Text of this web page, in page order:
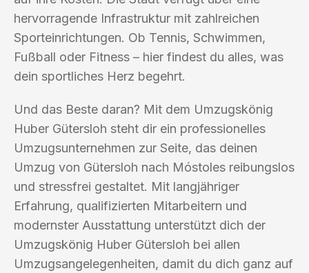
hervorragende Infrastruktur mit zahlreichen
Sporteinrichtungen. Ob Tennis, Schwimmen,
Fußball oder Fitness – hier findest du alles, was
dein sportliches Herz begehrt.
Und das Beste daran? Mit dem Umzugskönig
Huber Gütersloh steht dir ein professionelles
Umzugsunternehmen zur Seite, das deinen
Umzug von Gütersloh nach Móstoles reibungslos
und stressfrei gestaltet. Mit langjähriger
Erfahrung, qualifizierten Mitarbeitern und
modernster Ausstattung unterstützt dich der
Umzugskönig Huber Gütersloh bei allen
Umzugsangelegenheiten, damit du dich ganz auf